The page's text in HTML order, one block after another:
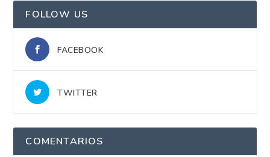
FOLLOW US
FACEBOOK
TWITTER
COMENTARIOS